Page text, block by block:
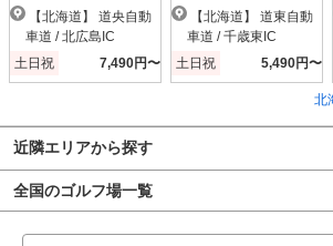
車道 / 北広島IC
土日祝
7,490円〜
車道 / 千歳東IC
土日祝
5,490円〜
北
近隣エリアから探す
全国のゴルフ場一覧